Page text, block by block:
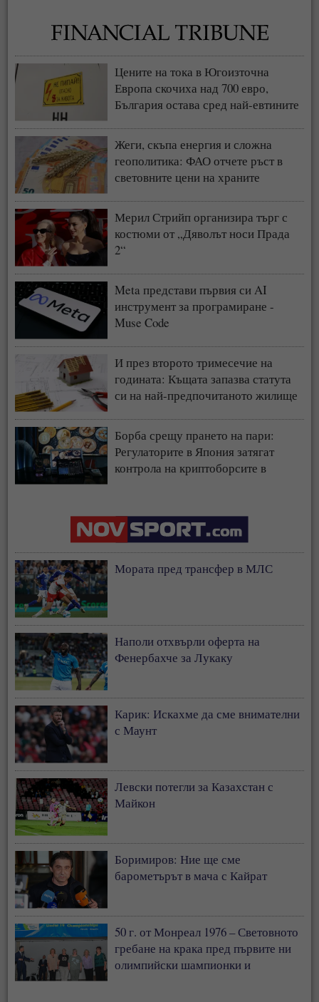
Цените на тока в Югоизточна
Европа скочиха над 700 евро,
България остава сред най-евтините
Жеги, скъпа енергия и сложна
геополитика: ФАО отчете ръст в
световните цени на храните
Мерил Стрийп организира търг с
костюми от „Дяволът носи Прада
2“
Meta представи първия си AI
инструмент за програмиране -
Muse Code
И през второто тримесечие на
годината: Къщата запазва статута
си на най-предпочитаното жилище
Борба срещу прането на пари:
Регулаторите в Япония затягат
контрола на криптоборсите в
Мората пред трансфер в МЛС
Наполи отхвърли оферта на
Фенербахче за Лукаку
Карик: Искахме да сме внимателни
с Маунт
Левски потегли за Казахстан с
Майкон
Боримиров: Ние ще сме
барометърът в мача с Кайрат
50 г. от Монреал 1976 – Световното
гребане на крака пред първите ни
олимпийски шампионки и